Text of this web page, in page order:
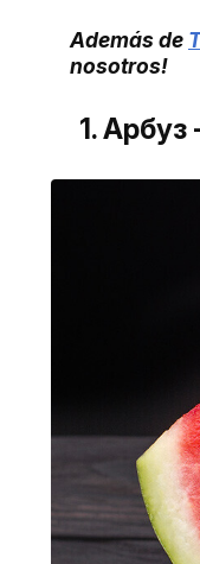
Además de
nosotros!
1. Арбуз